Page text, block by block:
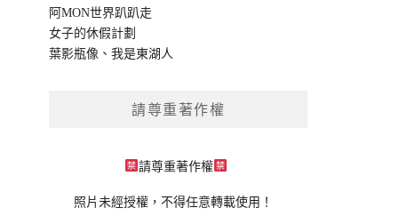
阿MON世界趴趴走
女子的休假計劃
葉影瓶像 、我是東湖人
請尊重著作權
請尊重著作權
照片未經授權，不得任意轉載使用！